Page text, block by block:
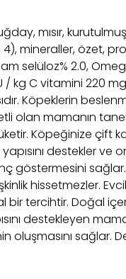
mısır,
mineraller, özet,
selüloz% 2.0,
kg C vitamini 220
Köpeklerin
olan mamanın
Köpeğinize çift
destekler ve
göstermesini sağlar.
hissetmezler. Evcil
tercihtir. Doğal
destekleyen
oluşmasını sağlar.